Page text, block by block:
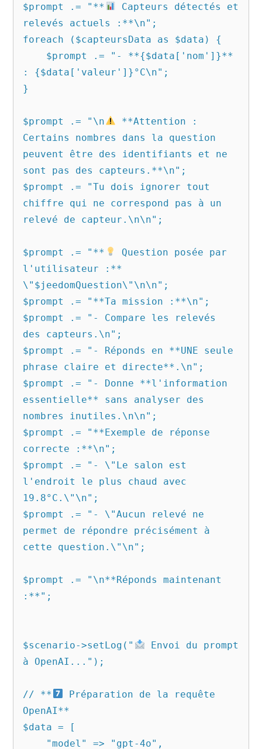
$prompt .= "**
Capteurs détectés et
relevés actuels :**\n";
foreach ($capteursData as $data) {
: {$data['valeur']}°C\n";
}
$prompt .= "\n
**Attention :
Certains nombres dans la question
peuvent être des identifiants et ne
sont pas des capteurs.**\n";
$prompt .= "Tu dois ignorer tout
chiffre qui ne correspond pas à un
relevé de capteur.\n\n";
$prompt .= "**
Question posée par
l'utilisateur :**
\"$jeedomQuestion\"\n\n";
$prompt .= "**Ta mission :**\n";
$prompt .= "- Compare les relevés
des capteurs.\n";
$prompt .= "- Réponds en **UNE seule
phrase claire et directe**.\n";
$prompt .= "- Donne **l'information
essentielle** sans analyser des
nombres inutiles.\n\n";
$prompt .= "**Exemple de réponse
correcte :**\n";
$prompt .= "- \"Le salon est
l'endroit le plus chaud avec
19.8°C.\"\n";
$prompt .= "- \"Aucun relevé ne
permet de répondre précisément à
cette question.\"\n";
$prompt .= "\n**Réponds maintenant
:**";
$scenario->setLog("
Envoi du prompt
à OpenAI...");
// **
Préparation de la requête
OpenAI**
$data = [